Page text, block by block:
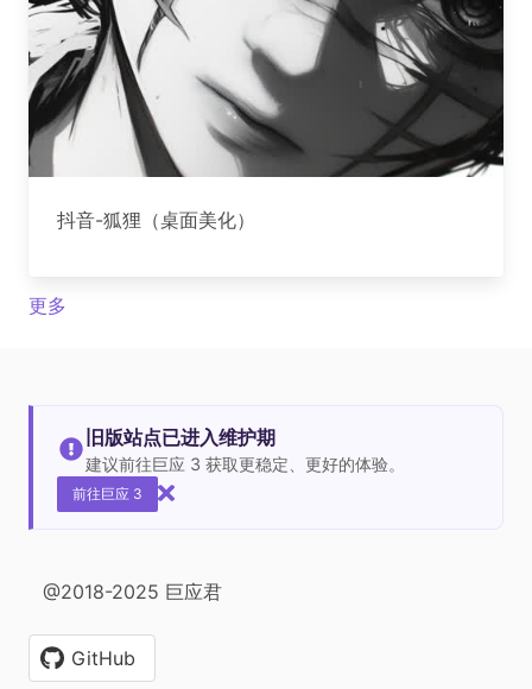
抖音-狐狸（桌面美化）
更多
旧版站点已进入维护期
建议前往巨应 3 获取更稳定、更好的体验。
前往巨应 3
@2018-2025 巨应君
GitHub